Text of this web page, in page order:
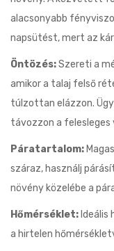
alacsonyabb
napsütést, mert az
Öntözés:Szereti a
amikor a talaj felső
túlzottan elázzon.
távozzon a felesleges
Páratartalom:
száraz, használj
növény közelébe a
Hőmérséklet: Ideális
a hirtelen